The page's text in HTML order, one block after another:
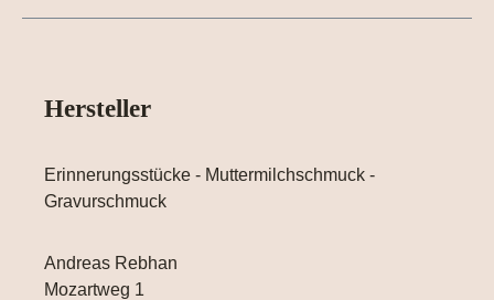
Hersteller
Erinnerungsstücke - Muttermilchschmuck -
Gravurschmuck
Andreas Rebhan
Mozartweg 1